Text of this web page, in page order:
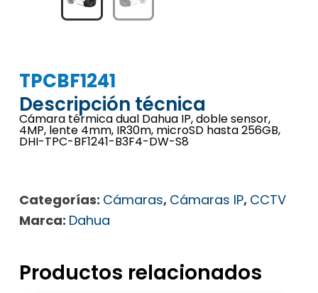
TPCBF1241
Descripción técnica
Cámara térmica dual Dahua IP, doble sensor,
4MP, lente 4mm, IR30m, microSD hasta 256GB,
DHI-TPC-BF1241-B3F4-DW-S8
Categorías: Cámaras, Cámaras IP, CCTV
Marca: Dahua
Productos relacionados